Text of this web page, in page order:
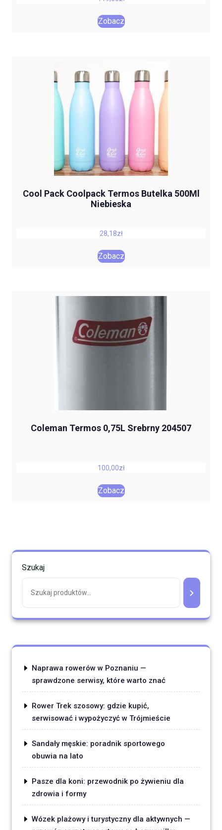
Zobacz
Cool Pack Coolpack Termos Butelka 500Ml
Niebieska
28,18zł
Zobacz
Coleman Termos 0,75L Srebrny 204507
100,00zł
Zobacz
Szukaj
Naprawa rowerów w Poznaniu —
sprawdzone serwisy, które warto znać
Rower Trek szosowy: gdzie kupić,
serwisować i wypożyczyć w Trójmieście
Sandały męskie: poradnik sportowego
obuwia na lato
Pasze dla koni: przewodnik po żywieniu dla
zdrowia i formy
Wózek plażowy i turystyczny dla aktywnych —